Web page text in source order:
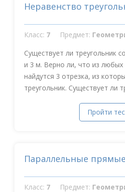
Неравенство
Класс: 7 Предмет:
Существует ли треугольник
и 3 м. Верно ли, что из любых
найдутся 3 отрезка, из
треугольник. Существует ли
Пройти
Параллельные прямые
Класс: 7 Предмет: